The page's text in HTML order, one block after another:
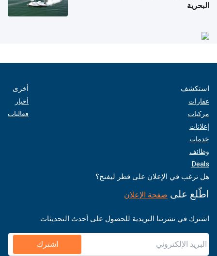
البحرية
استكشف
عقارات
مركبات
إعلانات
خدمات
وظائف
Deals
أخرى
أخبار
فعاليات
هل ترغب في الإعلان على قطر ليفنج؟
اطّلع على صفحة الإعلان
اشترك في نشرتنا البريدية للحصول على أحدث التحديثات
اشترك